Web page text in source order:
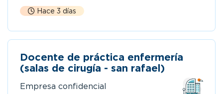
Hace 3 días
Docente de práctica enfermería
(salas de cirugía - san rafael)
Empresa confidencial